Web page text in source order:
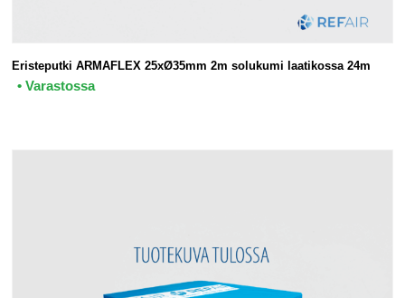
Eristeputki ARMAFLEX 25xØ35mm 2m solukumi laatikossa 24m
• Varastossa